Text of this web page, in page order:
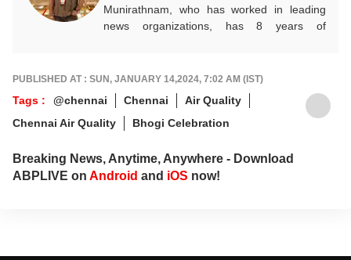
Munirathnam, who has worked in leading
news organizations, has 8 years of
completing his studies in Mechanical
Engineering. He researches and provides
accurate and detailed updated news on
automobiles, which play a vital role in
future savings, and infrastructure for
development. In addition, he brings
PUBLISHED AT : SUN, JANUARY 14,2024, 7:02 AM (IST)
Tags : @chennai Chennai
Air Quality
Chennai Air Quality
Bhogi Celebration
Breaking News, Anytime, Anywhere - Download
ABPLIVE on Android and iOS now!